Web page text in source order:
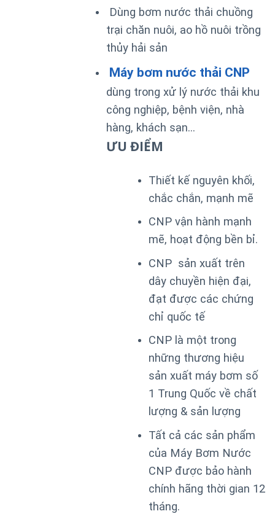
Dùng bơm nước thải chuồng
trại chăn nuôi, ao hồ nuôi trồng
thủy hải sản
Máy bơm nước thải CNP
dùng trong xử lý nước thải khu
công nghiệp, bệnh viện, nhà
hàng, khách sạn…
ƯU ĐIỂM
Thiết kế nguyên khối,
chắc chắn, mạnh mẽ
CNP vận hành mạnh
mẽ, hoạt động bền bỉ.
CNP sản xuất trên
dây chuyền hiện đại,
đạt được các chứng
chỉ quốc tế
CNP là một trong
những thương hiệu
sản xuất máy bơm số
1 Trung Quốc về chất
lượng & sản lượng
Tất cả các sản phẩm
của Máy Bơm Nước
CNP được bảo hành
chính hãng thời gian 12
tháng.